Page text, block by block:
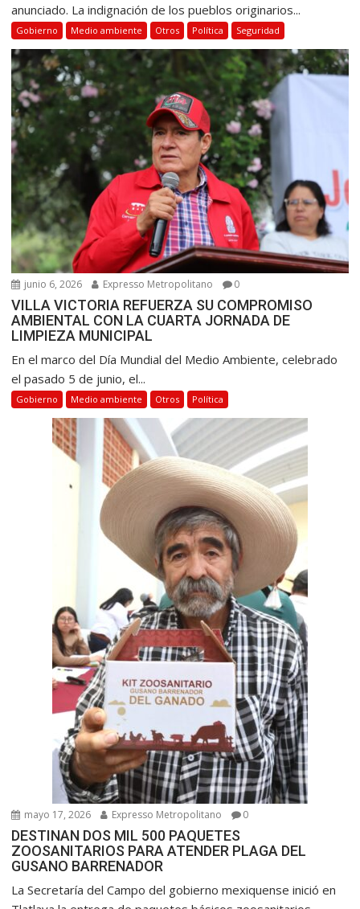
anunciado. La indignación de los pueblos originarios...
Gobierno Medio ambiente Otros Política Seguridad
junio 6, 2026 Expresso Metropolitano 0
VILLA VICTORIA REFUERZA SU COMPROMISO
AMBIENTAL CON LA CUARTA JORNADA DE
LIMPIEZA MUNICIPAL
En el marco del Día Mundial del Medio Ambiente, celebrado
el pasado 5 de junio, el...
Gobierno Medio ambiente Otros Política
mayo 17, 2026 Expresso Metropolitano 0
DESTINAN DOS MIL 500 PAQUETES
ZOOSANITARIOS PARA ATENDER PLAGA DEL
GUSANO BARRENADOR
La Secretaría del Campo del gobierno mexiquense inició en